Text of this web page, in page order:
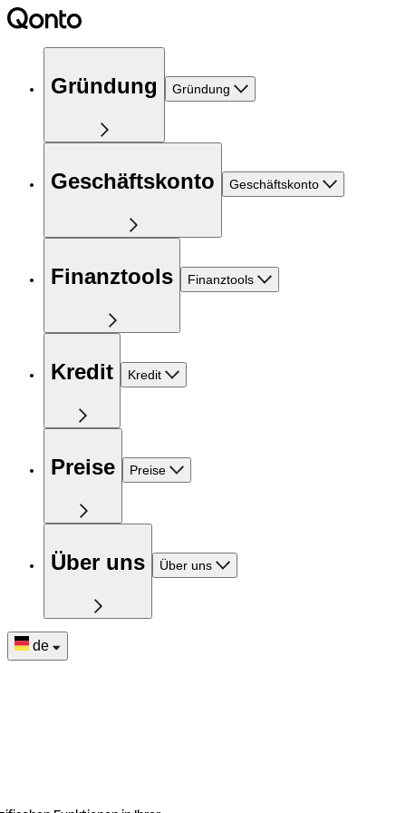
Gründung Gründung
Geschäftskonto Geschäftskonto
Finanztools Finanztools
Kredit Kredit
Preise Preise
Über uns Über uns
de